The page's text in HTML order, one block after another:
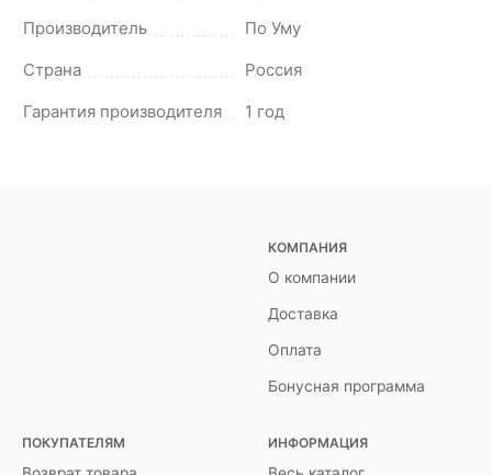
Производитель
По Уму
Страна
Россия
Гарантия производителя
1 год
КОМПАНИЯ
О компании
Доставка
Оплата
Бонусная программа
ПОКУПАТЕЛЯМ ИНФОРМАЦИЯ